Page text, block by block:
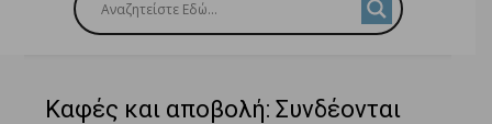
Καφές και αποβολή: Συνδέονται